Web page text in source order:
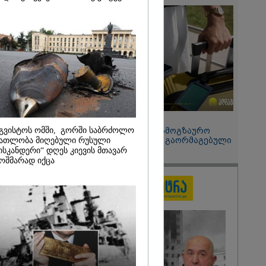
- ნიკა
ხალხი
ყაზახს,
ამერიკელს,
არაა" -
15:49 / 06-08-2026
შეიძინე ალდაგის სამოგზაურო
დაზღვევა და მიიღე გაორმაგებული
ინტერნეტი
ომში, გორში საბრძოლო
მიღებული რუსული
დღეს კიევის მთავარ
იქცა